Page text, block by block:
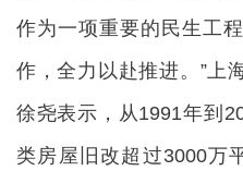
作为一项重要的民生工
作，全力以赴推进。”上
徐尧表示，从1991年到
类房屋旧改超过3000万